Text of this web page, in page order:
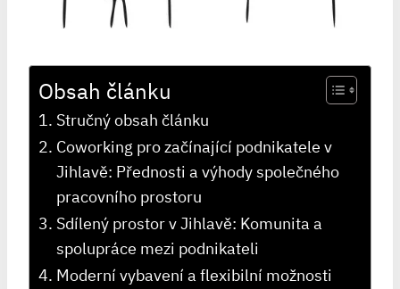
Obsah článku
Stručný obsah článku
Coworking pro začínající podnikatele v
Jihlavě: Přednosti a výhody společného
pracovního prostoru
Sdílený prostor v Jihlavě: Komunita a
spolupráce mezi podnikateli
Moderní vybavení a flexibilní možnosti